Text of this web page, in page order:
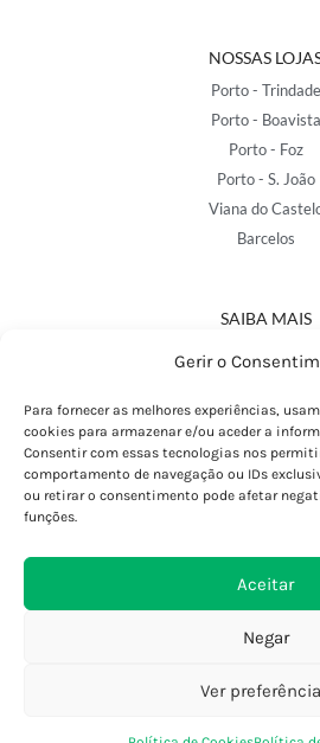
Gerir o
Para fornecer as melhores experiências,
cookies para armazenar e/ou aceder a
Consentir com essas tecnologias nos
comportamento de navegação ou IDs
ou retirar o consentimento pode afetar
funções.
Aceitar
Negar
Ver
NOSSAS
Porto - Trindade
Porto - Boavista
Porto - Foz
Porto - S. João
Viana do
Barcelos
SAIBA MAIS
Política de
Termos e
Perguntas
Custos de Envio
Encomendas
Devoluções e